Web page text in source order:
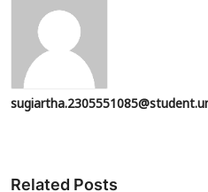
Related Posts